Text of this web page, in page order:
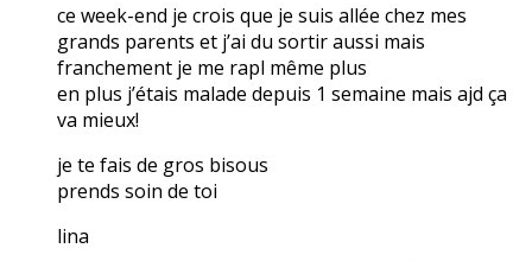
ce week-end je crois que je suis allée chez mes
grands parents et j’ai du sortir aussi mais
franchement je me rapl même plus
en plus j’étais malade depuis 1 semaine mais ajd ça
va mieux!
je te fais de gros bisous
prends soin de toi
lina